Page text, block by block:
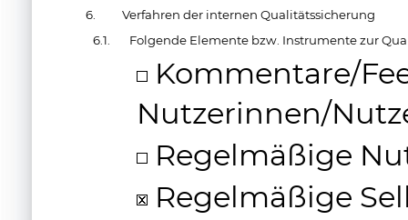
6.
Verfahren der internen Qualitätssicherung
6.1.
Folgende Elemente bzw. Instrumente zur
Kommentare/
Nutzerinnen/
Regelmäßige
Regelmäßige